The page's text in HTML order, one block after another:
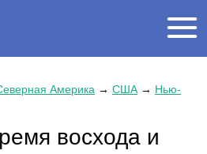
Америка → США → Нью-
восхода и